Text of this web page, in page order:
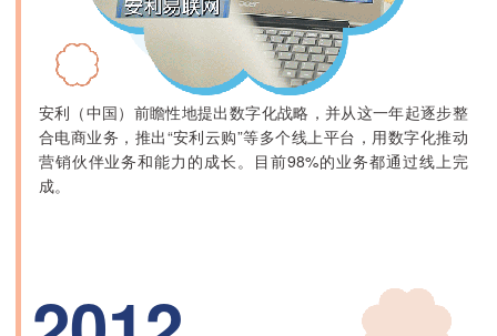
安利（中国）前瞻性地提出数字化战略，并从这一年起逐步整
合电商业务，推出“安利云购”等多个线上平台，用数字化推动
营销伙伴业务和能力的成长。目前98%的业务都通过线上完
成。